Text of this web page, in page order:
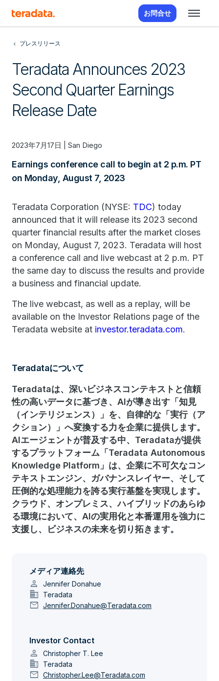
お問合せ
プレスリリース
Teradata Announces 2023
Second Quarter Earnings
Release Date
2023年7月17日 | San Diego
Earnings conference call to begin at 2 p.m. PT
on Monday, August 7, 2023
Teradata Corporation (NYSE: TDC) today
announced that it will release its 2023 second
quarter financial results after the market closes
on Monday, August 7, 2023. Teradata will host
a conference call and live webcast at 2 p.m. PT
the same day to discuss the results and provide
a business and financial update.
The live webcast, as well as a replay, will be
available on the Investor Relations page of the
Teradata website at investor.teradata.com.
Teradataについて
Teradataは、深いビジネスコンテキストと信頼
性の高いデータに基づき、AIが導き出す「知見
（インテリジェンス）」を、自律的な「実行（ア
クション）」へ変換する力を企業に提供します。
AIエージェントが普及する中、Teradataが提供
するプラットフォーム「Teradata Autonomous
Knowledge Platform」は、企業に不可欠なコン
テキストエンジン、ガバナンスレイヤー、そして
圧倒的な処理能力を誇る実行基盤を実現します。
クラウド、オンプレミス、ハイブリッドのあらゆ
る環境において、AIの実用化と本番運用を強力に
支援し、ビジネスの未来を切り拓きます。
メディア連絡先
person Jennifer Donahue
domain Teradata
mail Jennifer.Donahue@Teradata.com
Investor Contact
person Christopher T. Lee
domain Teradata
mail Christopher.Lee@Teradata.com